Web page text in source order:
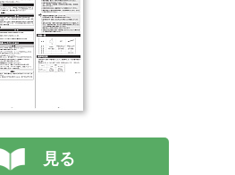
見る